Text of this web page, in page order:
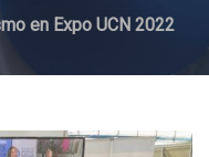
en Expo UCN 2022